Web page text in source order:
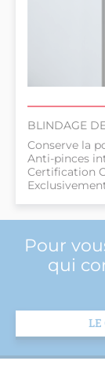
BLINDAGE
Conserve la
Anti-pinces
Certification
Pour
qui
LE